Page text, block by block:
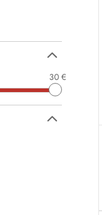
Replier
30 €
Replier